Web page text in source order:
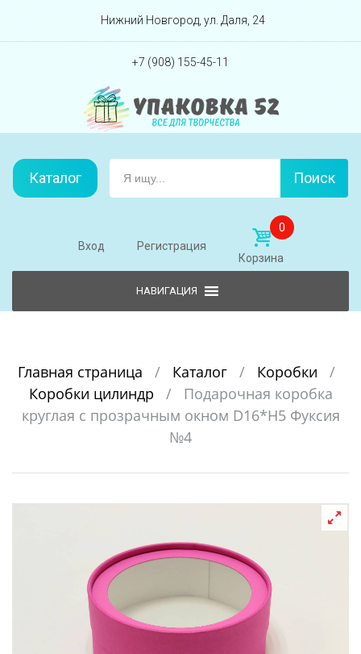
Перейти вниз
Нижний Новгород, ул. Даля, 24
+7 (908) 155-45-11
Каталог Поиск
Вход Регистрация
0
Корзина
Главная страница / Каталог / Коробки
/
Коробки цилиндр
/
Подарочная коробка
круглая с прозрачным окном D16*H5 Фуксия
№4